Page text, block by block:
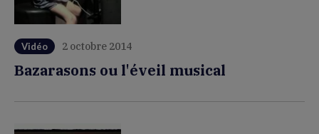
Vidéo 2 octobre 2014
Bazarasons ou l'éveil musical